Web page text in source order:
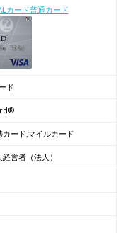
カード普通カード
ド
カード,マイルカード
営者（法人）